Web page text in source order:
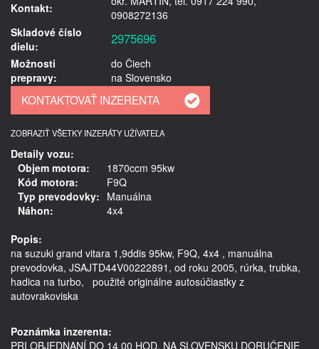
Kontakt:
0908272136
Skladové číslo
dielu:
2975696
Možnosti
prepravy:
do Čiech
na Slovensko
ZOBRAZIŤ VŠETKY INZERÁTY UŽÍVATEĽA
Detaily vozu:
Objem motora:
1870ccm 95kw
Kód motora:
F9Q
Typ prevodovky: Manuálna
Náhon:
4x4
Popis:
na suzuki grand vitara 1,9ddis 95kw, F9Q, 4x4 , manuálna
prevodovka, JSAJTD44V00222891, od roku 2005, rúrka, trubka,
hadica na turbo,   použité originálne autosúčiastky z
autovrakoviska
Poznámka inzerenta:
PRI OBJEDNANÍ DO 14 00 HOD. NA SLOVENSKU DORUČENIE